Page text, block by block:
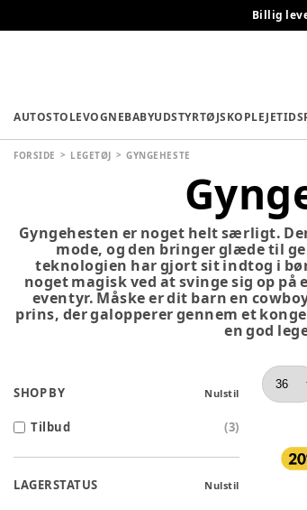
Billig
AUTOSTOLEVOGNEBABYUDSTYRTØJSKOPLEJETID
FORSIDE LEGETØJ GYNGEHESTE
Gyngehesten er noget helt særligt.
mode, og den bringer glæde til
teknologien har gjort sit indtog i
noget magisk ved at svinge sig op
eventyr. Måske er dit barn en
prins, der galopperer gennem et
en god
SHOP BY Nulstil
Tilbud (3)
LAGERSTATUS Nulstil